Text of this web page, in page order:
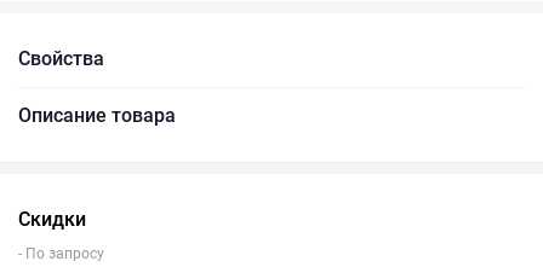
Свойства
Описание товара
Скидки
- По запросу